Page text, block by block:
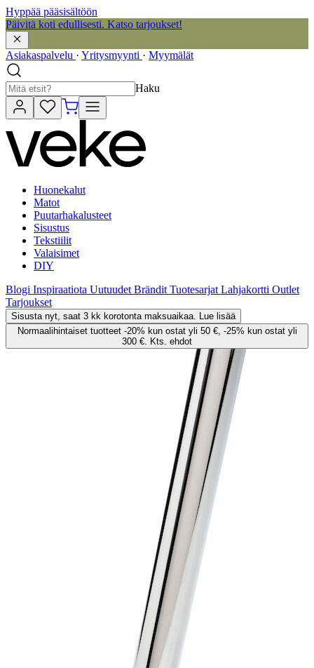
Hyppää pääsisältöön
Päivitä koti edullisesti. Katso tarjoukset!
Asiakaspalvelu · Yritysmyynti · Myymälät
Haku
Huonekalut
Matot
Puutarhakalusteet
Sisustus
Tekstiilit
Valaisimet
DIY
Blogi Inspiraatiota Uutuudet Brändit Tuotesarjat Lahjakortti Outlet
Tarjoukset
Sisusta nyt, saat 3 kk korotonta maksuaikaa. Lue lisää
Normaalihintaiset tuotteet -20% kun ostat yli 50 €, -25% kun ostat yli
300 €. Kts. ehdot